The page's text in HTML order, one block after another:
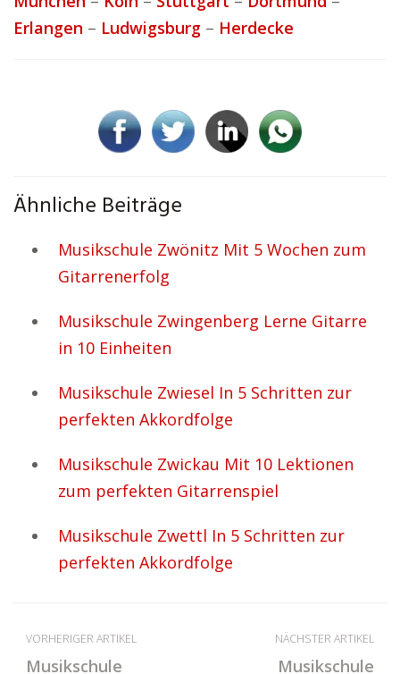
Erlangen – Ludwigsburg – Herdecke
Ähnliche Beiträge
Musikschule Zwönitz Mit 5 Wochen zum
Gitarrenerfolg
Musikschule Zwingenberg Lerne Gitarre
in 10 Einheiten
Musikschule Zwiesel In 5 Schritten zur
perfekten Akkordfolge
Musikschule Zwickau Mit 10 Lektionen
zum perfekten Gitarrenspiel
Musikschule Zwettl In 5 Schritten zur
perfekten Akkordfolge
VORHERIGER ARTIKEL
Musikschule
NÄCHSTER ARTIKEL
Musikschule